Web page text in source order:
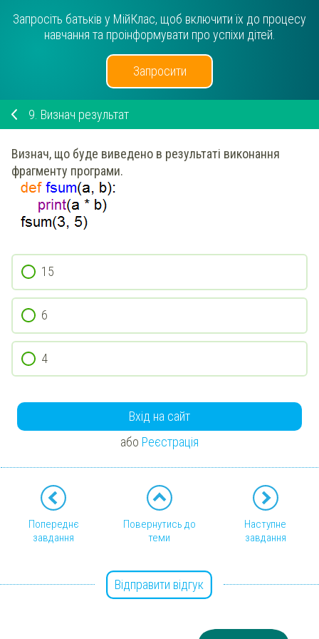
Запросіть батьків у МійКлас, щоб включити їх до процесу
навчання та проінформувати про успіхи дітей.
Запросити
9. Визнач результат
Визнач, що буде виведено в результаті виконання
фрагменту програми.
15
6
4
Вхід на сайт
або Реєстрація
Попереднє
завдання
Повернутись до
теми
Наступне
завдання
Відправити відгук